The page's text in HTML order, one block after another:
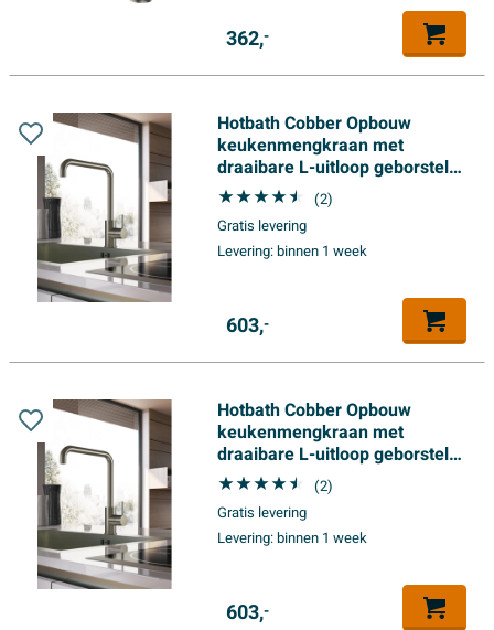
362,-
Hotbath Cobber Opbouw
keukenmengkraan met
draaibare L-uitloop geborsteld
koper PVD (2)
Gratis levering
Levering:binnen 1 week
603,-
Hotbath Cobber Opbouw
keukenmengkraan met
draaibare L-uitloop geborsteld
messing PVD(2)
Gratis levering
Levering:binnen 1 week
603,-